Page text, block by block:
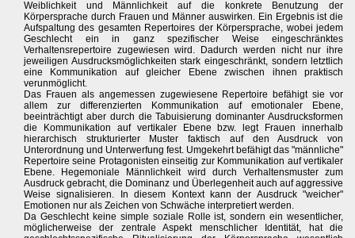
Weiblichkeit und Männlichkeit auf die konkrete Benutzung der
Körpersprache durch Frauen und Männer auswirken. Ein Ergebnis ist die
Aufspaltung des gesamten Repertoires der Körpersprache, wobei jedem
Geschlecht ein in ganz spezifischer Weise eingeschränktes
Verhaltensrepertoire zugewiesen wird. Dadurch werden nicht nur ihre
jeweiligen Ausdrucksmöglichkeiten stark eingeschränkt, sondern letztlich
eine Kommunikation auf gleicher Ebene zwischen ihnen praktisch
verunmöglicht.
Das Frauen als angemessen zugewiesene Repertoire befähigt sie vor
allem zur differenzierten Kommunikation auf emotionaler Ebene,
beeinträchtigt aber durch die Tabuisierung dominanter Ausdrucksformen
die Kommunikation auf vertikaler Ebene bzw. legt Frauen innerhalb
hierarchisch strukturierter Muster faktisch auf den Ausdruck von
Unterordnung und Unterwerfung fest. Umgekehrt befähigt das "männliche"
Repertoire seine Protagonisten einseitig zur Kommunikation auf vertikaler
Ebene. Hegemoniale Männlichkeit wird durch Verhaltensmuster zum
Ausdruck gebracht, die Dominanz und Überlegenheit auch auf aggressive
Weise signalisieren. In diesem Kontext kann der Ausdruck "weicher"
Emotionen nur als Zeichen von Schwäche interpretiert werden.
Da Geschlecht keine simple soziale Rolle ist, sondern ein wesentlicher,
möglicherweise der zentrale Aspekt menschlicher Identität, hat die